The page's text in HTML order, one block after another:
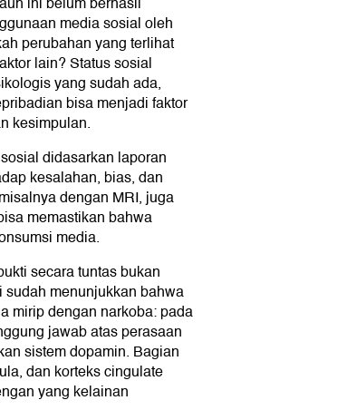
media sosial oleh
perubahan yang terlihat
lain? Status sosial
yang sudah ada,
bisa menjadi faktor
kesimpulan.
didasarkan laporan
kesalahan, bias, dan
dengan MRI, juga
memastikan bahwa
media.
secara tuntas bukan
menunjukkan bahwa
mirip dengan narkoba: pada
jawab atas perasaan
sistem dopamin. Bagian
dan korteks cingulate
yang kelainan